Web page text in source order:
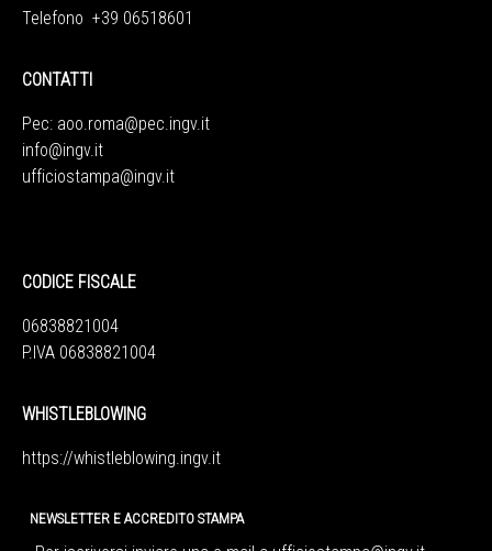
Telefono +39 06518601
CONTATTI
Pec: aoo.roma@pec.ingv.it
info@ingv.it
ufficiostampa@ingv.it
CODICE FISCALE
06838821004
P.IVA 06838821004
WHISTLEBLOWING
https://whistleblowing.ingv.it
NEWSLETTER E ACCREDITO STAMPA